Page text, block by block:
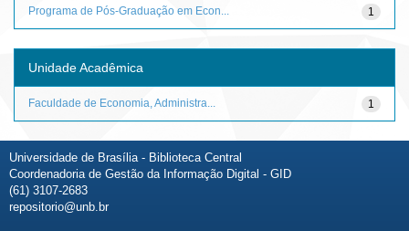
1
Programa de Pós-Graduação em Econ...
Unidade Acadêmica
1
Faculdade de Economia, Administra...
Universidade de Brasília - Biblioteca Central
Coordenadoria de Gestão da Informação Digital - GID
(61) 3107-2683
repositorio@unb.br